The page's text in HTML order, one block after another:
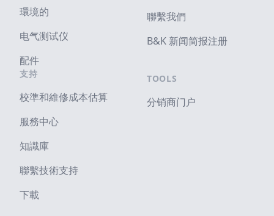
環境的
电气测试仪
配件
支持
校準和維修成本估算
服務中心
知識庫
聯繫技術支持
下載
聯繫我們
B&K 新闻简报注册
TOOLS
分销商门户